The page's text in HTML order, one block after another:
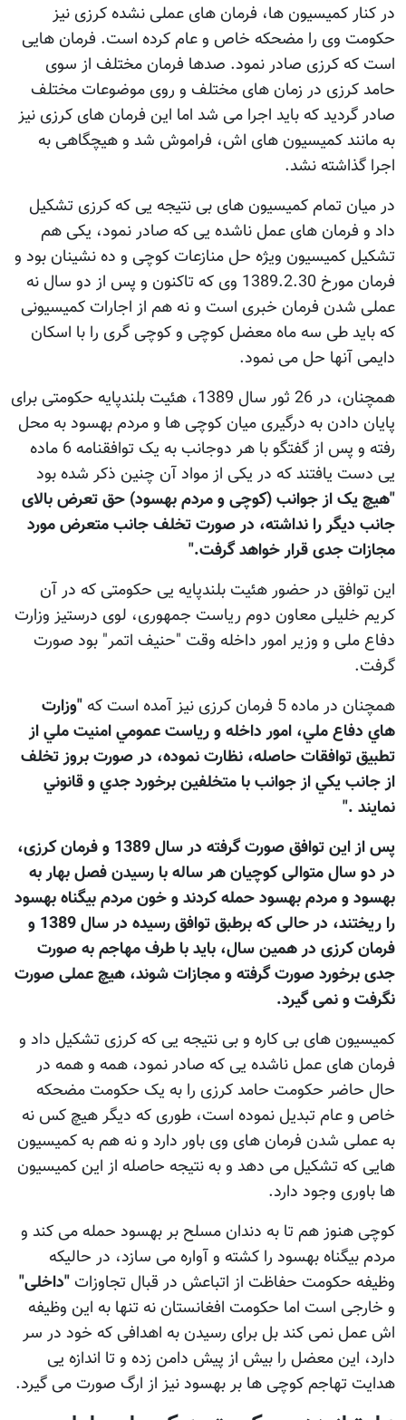
در کنار کمیسیون ها، فرمان های عملی نشده کرزی نیز
حکومت وی را مضحکه خاص و عام کرده است. فرمان هایی
است که کرزی صادر نمود. صدها فرمان مختلف از سوی
حامد کرزی در زمان های مختلف و روی موضوعات مختلف
صادر گردید که باید اجرا می شد اما این فرمان های کرزی نیز
به مانند کمیسیون های اش، فراموش شد و هیچگاهی به
اجرا گذاشته نشد.
در میان تمام کمیسیون های بی نتیجه یی که کرزی تشکیل
داد و فرمان های عمل ناشده یی که صادر نمود، یکی هم
تشکیل کمیسیون ویژه حل منازعات کوچی و ده نشینان بود و
فرمان مورخ 1389.2.30 وی که تاکنون و پس از دو سال نه
عملی شدن فرمان خبری است و نه هم از اجارات کمیسیونی
که باید طی سه ماه معضل کوچی و کوچی گری را با اسکان
دایمی آنها حل می نمود.
همچنان، در 26 ثور سال 1389، هئیت بلندپایه حکومتی برای
پایان دادن به درگیری میان کوچی ها و مردم بهسود به محل
رفته و پس از گفتگو با هر دوجانب به یک توافقنامه 6 ماده
یی دست یافتند که در یکی از مواد آن چنین ذکر شده بود
"هیچ یک از جوانب (کوچی و مردم بهسود) حق تعرض بالای
جانب دیگر را نداشته، در صورت تخلف جانب متعرض مورد
مجازات جدی قرار خواهد گرفت."
این توافق در حضور هئیت بلندپایه یی حکومتی که در آن
کریم خلیلی معاون دوم ریاست جمهوری، لوی درستیز وزارت
دفاع ملی و وزیر امور داخله وقت "حنیف اتمر" بود صورت
گرفت.
همچنان در ماده 5 فرمان کرزی نیز آمده است که
"وزارت
هاي دفاع ملي، امور داخله و رياست عمومي امنيت ملي از
تطبيق توافقات حاصله، نظارت نموده، در صورت بروز تخلف
از جانب يکي از جوانب با متخلفين برخورد جدي و قانوني
نمايند ."
پس از این توافق صورت گرفته در سال 1389 و فرمان کرزی،
در دو سال متوالی کوچیان هر ساله با رسیدن فصل بهار به
بهسود و مردم بهسود حمله کردند و خون مردم بیگناه بهسود
را ریختند، در حالی که برطبق توافق رسیده در سال 1389 و
فرمان کرزی در همین سال، باید با طرف مهاجم به صورت
جدی برخورد صورت گرفته و مجازات شوند، هیچ عملی صورت
نگرفت و نمی گیرد.
کمیسیون های بی کاره و بی نتیجه یی که کرزی تشکیل داد و
فرمان های عمل ناشده یی که صادر نمود، همه و همه در
حال حاضر حکومت حامد کرزی را به یک حکومت مضحکه
خاص و عام تبدیل نموده است، طوری که دیگر هیچ کس نه
به عملی شدن فرمان های وی باور دارد و نه هم به کمیسیون
هایی که تشکیل می دهد و به نتیجه حاصله از این کمیسیون
ها باوری وجود دارد.
کوچی هنوز هم تا به دندان مسلح بر بهسود حمله می کند و
مردم بیگناه بهسود را کشته و آواره می سازد، در حالیکه
وظیفه حکومت حفاظت از اتباعش در قبال تجاوزات "داخلی"
و خارجی است اما حکومت افغانستان نه تنها به این وظیفه
اش عمل نمی کند بل برای رسیدن به اهدافی که خود در سر
دارد، این معضل را بیش از پیش دامن زده و تا اندازه یی
هدایت تهاجم کوچی ها بر بهسود نیز از ارگ صورت می گیرد.